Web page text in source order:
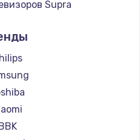
Wi-Fi
руб.
Supra
Hisense
Daewoo
Centek
Telefunken
Hyundai
Doffler